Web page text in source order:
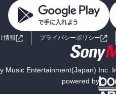
情報 プライバシーポリシー
Music Entertainment(Japan) Inc.
powered by